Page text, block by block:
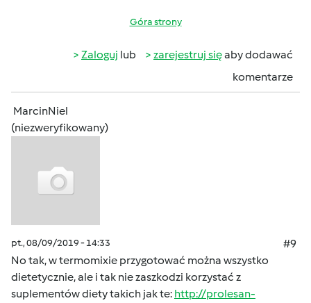
Góra strony
Zaloguj lub zarejestruj sięaby dodawać
komentarze
MarcinNiel
(niezweryfikowany)
pt., 08/09/2019 - 14:33
#9
No tak, w termomixie przygotować można wszystko
dietetycznie, ale i tak nie zaszkodzi korzystać z
suplementów diety takich jak te: http://prolesan-